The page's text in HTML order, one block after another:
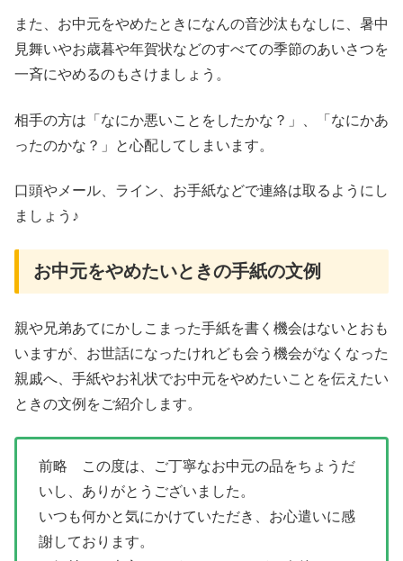
また、お中元をやめたときになんの音沙汰もなしに、暑中
見舞いやお歳暮や年賀状などのすべての季節のあいさつを
一斉にやめるのもさけましょう。
相手の方は「なにか悪いことをしたかな？」、「なにかあ
ったのかな？」と心配してしまいます。
口頭やメール、ライン、お手紙などで連絡は取るようにし
ましょう♪
お中元をやめたいときの手紙の文例
親や兄弟あてにかしこまった手紙を書く機会はないとおも
いますが、お世話になったけれども会う機会がなくなった
親戚へ、手紙やお礼状でお中元をやめたいことを伝えたい
ときの文例をご紹介します。
前略 この度は、ご丁寧なお中元の品をちょうだ
いし、ありがとうございました。
いつも何かと気にかけていただき、お心遣いに感
謝しております。